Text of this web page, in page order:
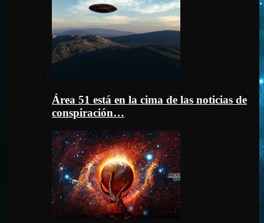
Área 51 está en la cima de las noticias de
conspiración…